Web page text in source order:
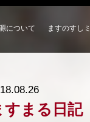
について ますのすし
すまる日記